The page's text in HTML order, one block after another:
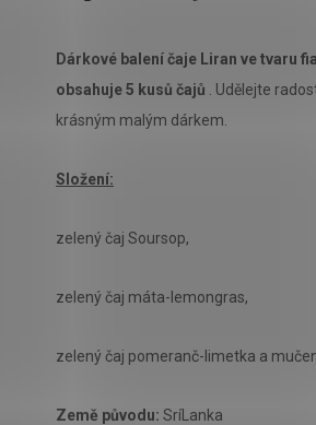
Dárkové balení čaje Liran ve tvaru
obsahuje 5 kusů čajů
. Udělejte
krásným malým dárkem.
Složení:
zelený čaj Soursop,
zelený čaj máta-lemongras,
zelený čaj pomeranč-limetka a
Země původu: SríLanka